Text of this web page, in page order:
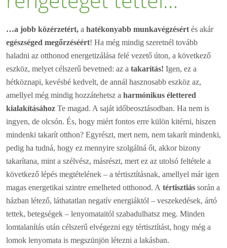
…a jobb közérzetért, a hatékonyabb munkavégzésért és akár
egészséged megőrzéséért! Ha még mindig szeretnél tovább
haladni az otthonod energetizálása felé vezető úton, a következő
eszköz, melyet célszerű bevetned: az a takarítás! Igen, ez a
hétköznapi, kevésbé kedvelt, de annál hasznosabb eszköz az,
amellyel még mindig hozzátehetsz a harmónikus élettered
kialakításához Te magad. A saját időbeosztásodban. Ha nem is
ingyen, de olcsón. És, hogy miért fontos erre külön kitérni, hiszen
mindenki takarít otthon? Egyrészt, mert nem, nem takarít mindenki,
pedig ha tudná, hogy ez mennyire szolgálná őt, akkor bizony
takarítana, mint a szélvész, másrészt, mert ez az utolsó feltétele a
következő lépés megtételének – a tértisztításnak, amellyel már igen
magas energetikai szintre emelheted otthonod. A tértisztiás során a
házban létező, láthatatlan negatív energiáktól – veszekedések, ártó
tettek, betegségek – lenyomataitól szabadulhatsz meg. Minden
lomtalanítás után célszerű elvégezni egy tértisztítást, hogy még a
lomok lenyomata is megszünjön létezni a lakásban.